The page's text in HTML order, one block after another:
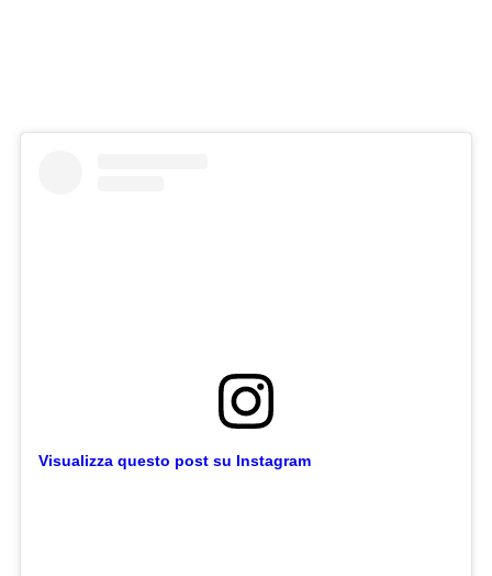
Visualizza questo post su Instagram